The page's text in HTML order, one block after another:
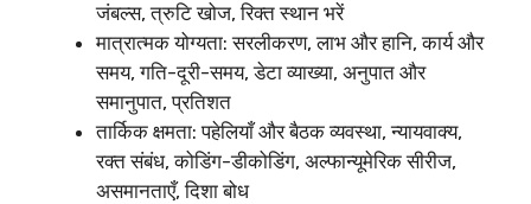
जंबल्स, त्रुटि खोज, रिक्त स्थान भरें
मात्रात्मक योग्यता: सरलीकरण, लाभ और हानि, कार्य और
समय, गति-दूरी-समय, डेटा व्याख्या, अनुपात और
समानुपात, प्रतिशत
तार्किक क्षमता: पहेलियाँ और बैठक व्यवस्था, न्यायवाक्य,
रक्त संबंध, कोडिंग-डीकोडिंग, अल्फान्यूमेरिक सीरीज,
असमानताएँ, दिशा बोध